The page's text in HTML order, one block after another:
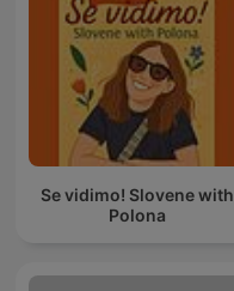
Se vidimo! Slovene with
Polona